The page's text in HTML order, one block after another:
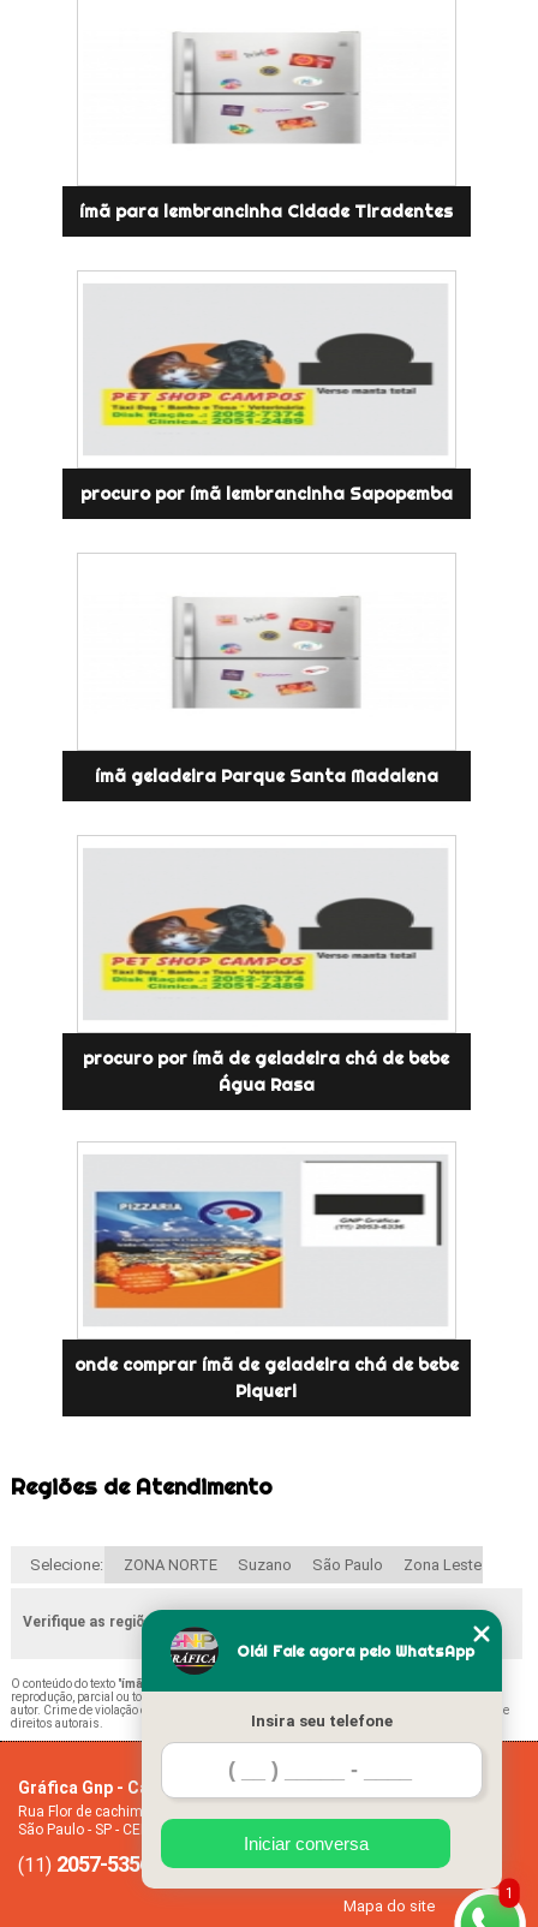
ímã para lembrancinha Cidade Tiradentes
procuro por ímã lembrancinha Sapopemba
ímã geladeira Parque Santa Madalena
procuro por ímã de geladeira chá de bebe
Água Rasa
onde comprar ímã de geladeira chá de bebe
Piqueri
Regiões de Atendimento
Selecione: ZONA NORTE Suzano São Paulo Zona Leste
Verifique as regiões que atendemos
O conteúdo do texto "ímã de Geladeira 45x50 Tatuapé
reprodução, parcial ou total, mesmo citando nossos links, é proibida sem a autorização do
autor. Crime de violação de direito autoral – artigo 184 do Código Penal –
Lei 9610/98 - Lei de
direitos autorais
Gráfica Gnp - Cartão de visita
Rua Flor de cachimbo, 274 - Jardim Santana
São Paulo - SP - CEP: 08050-040
(11) 2057-5356 (11)94612-2445
Missão
Mapa do site
1
Olá! Fale agora pelo WhatsApp
Insira seu telefone
Iniciar conversa